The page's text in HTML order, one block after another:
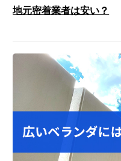
地元密着業者は安い？